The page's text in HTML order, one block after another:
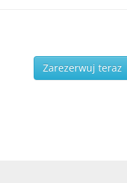
Zarezerwuj teraz